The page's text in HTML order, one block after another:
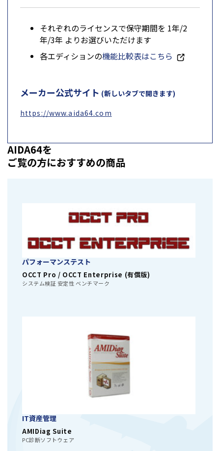
それぞれのライセンスで保守期間を 1年/2
年/3年 よりお選びいただけます
各エディションの機能比較表はこちら
メーカー公式サイト (新しいタブで開きます)
https://www.aida64.com
AIDA64を
ご覧の方におすすめの商品
パフォーマンステスト
OCCT Pro / OCCT Enterprise (有償版)
システム検証 安定性 ベンチマーク
IT資産管理
AMIDiag Suite
PC診断ソフトウェア